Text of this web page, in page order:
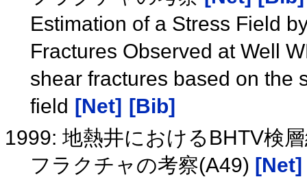
Estimation of a Stress Field
Fractures Observed at Well
shear fractures based on the
field [Net] [Bib]
1999: 地熱井におけるBHTV検
フラクチャの考察(A49) [Net]